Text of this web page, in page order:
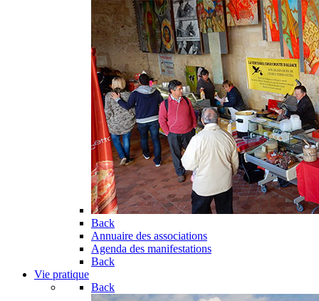
Back
Annuaire des associations
Agenda des manifestations
Back
Vie pratique
Back